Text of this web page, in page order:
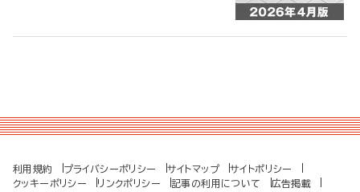
利用規約 プライバシーポリシー サイトマップ
サイトポリシー
クッキーポリシー
リンクポリシー 記事の利用について 広告掲載